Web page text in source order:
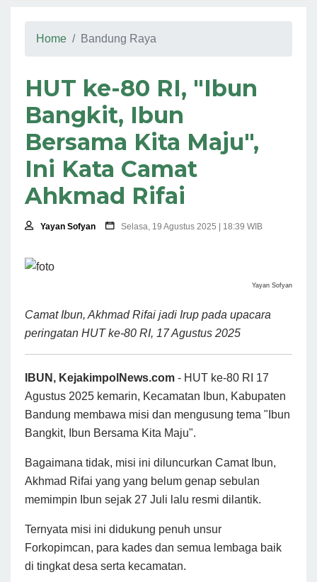
Home Bandung Raya
HUT ke-80 RI, "Ibun
Bangkit, Ibun
Bersama Kita Maju",
Ini Kata Camat
Ahkmad Rifai
Yayan Sofyan Selasa, 19 Agustus 2025 | 18:39 WIB
Yayan Sofyan
Camat Ibun, Akhmad Rifai jadi Irup pada upacara
peringatan HUT ke-80 RI, 17 Agustus 2025
IBUN, KejakimpolNews.com - HUT ke-80 RI 17
Agustus 2025 kemarin, Kecamatan Ibun, Kabupaten
Bandung membawa misi dan mengusung tema "Ibun
Bangkit, Ibun Bersama Kita Maju".
Bagaimana tidak, misi ini diluncurkan Camat Ibun,
Akhmad Rifai yang yang belum genap sebulan
memimpin Ibun sejak 27 Juli lalu resmi dilantik.
Ternyata misi ini didukung penuh unsur
Forkopimcan, para kades dan semua lembaga baik
di tingkat desa serta kecamatan.